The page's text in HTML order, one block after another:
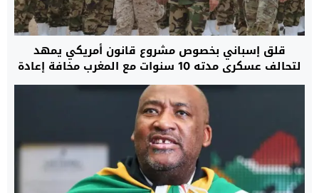
قلق إسباني بخصوص مشروع قانون أمريكي يمهد
لتحالف عسكري مدته 10 سنوات مع المغرب مخافة إعادة
رسم موازين القوة بمنطقة غرب المتوسط